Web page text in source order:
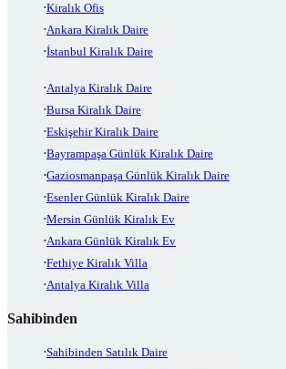
Kiralık Ofis
Ankara Kiralık Daire
İstanbul Kiralık Daire
Antalya Kiralık Daire
Bursa Kiralık Daire
Eskişehir Kiralık Daire
Bayrampaşa Günlük Kiralık Daire
Gaziosmanpaşa Günlük Kiralık Daire
Esenler Günlük Kiralık Daire
Mersin Günlük Kiralık Ev
Ankara Günlük Kiralık Ev
Fethiye Kiralık Villa
Antalya Kiralık Villa
Sahibinden
Sahibinden Satılık Daire